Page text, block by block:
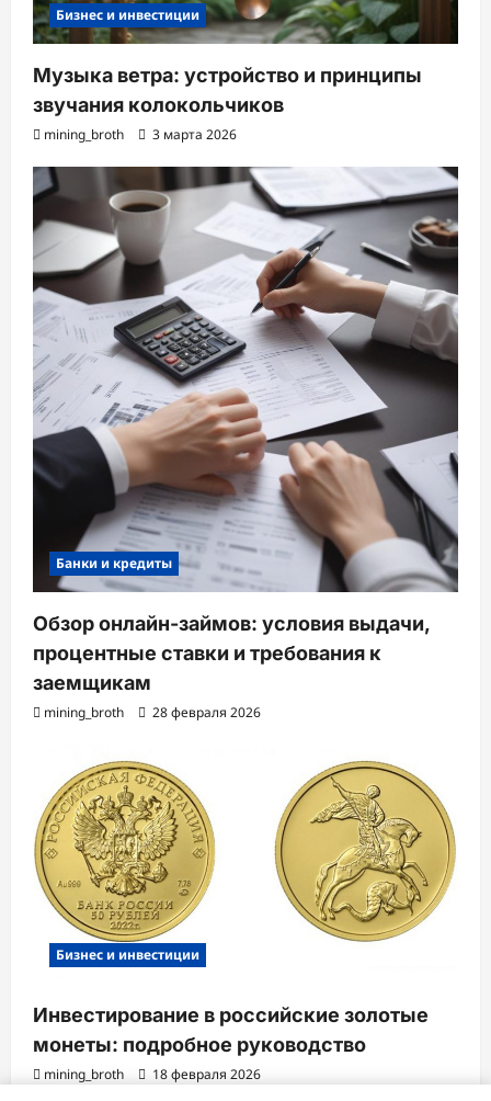
Бизнес и инвестиции
Музыка ветра: устройство и принципы
звучания колокольчиков
mining_broth 3 марта 2026
Банки и кредиты
Обзор онлайн-займов: условия выдачи,
процентные ставки и требования к
заемщикам
mining_broth 28 февраля 2026
Бизнес и инвестиции
Инвестирование в российские золотые
монеты: подробное руководство
mining_broth 18 февраля 2026